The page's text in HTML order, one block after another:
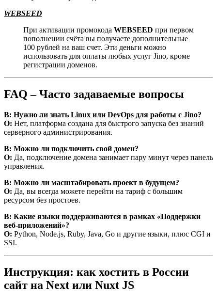
WEBSEED
При активации промокода WEBSEED при первом
пополнении счёта вы получаете дополнительные
100 рублей на ваш счет. Эти деньги можно
использовать для оплаты любых услуг Jino, кроме
регистрации доменов.
FAQ – Часто задаваемые вопросы
В: Нужно ли знать Linux или DevOps для работы с Jino?
О: Нет, платформа создана для быстрого запуска без знаний
серверного администрирования.
В: Можно ли подключить свой домен?
О: Да, подключение домена занимает пару минут через панель
управления.
В: Можно ли масштабировать проект в будущем?
О: Да, вы всегда можете перейти на тариф с большим
ресурсом без простоев.
В: Какие языки поддерживаются в рамках «Поддержки
веб-приложений»?
О: Python, Node.js, Ruby, Java, Go и другие языки, плюс CGI и
SSI.
Инструкция: как хостить в России
сайт на Next или Nuxt JS